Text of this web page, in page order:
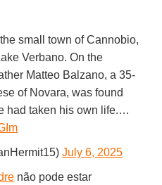
small town of Cannobio,
Verbano. On the
Matteo Balzano, a 35-
of Novara, was found
had taken his own life.…
July 6, 2025
não pode estar